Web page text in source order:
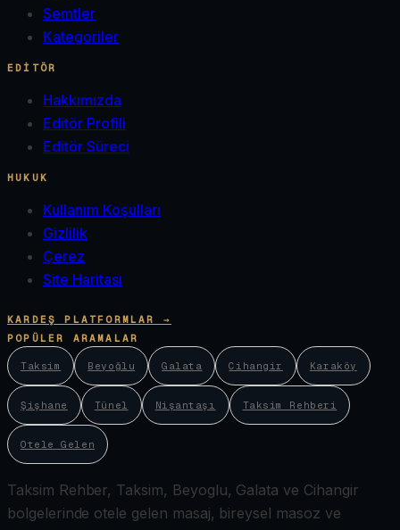
Semtler
Kategoriler
EDITÖR
Hakkımızda
Editör Profili
Editör Süreci
HUKUK
Kullanım Koşulları
Gizlilik
Çerez
Site Haritası
KARDEŞ PLATFORMLAR →
POPÜLER ARAMALAR
Taksim Beyoğlu Galata Cihangir Karaköy
Şişhane Tünel Nişantaşı Taksim Rehberi
Otele Gelen
Taksim Rehber, Taksim, Beyoglu, Galata ve Cihangir
bolgelerinde otele gelen masaj, bireysel masoz ve